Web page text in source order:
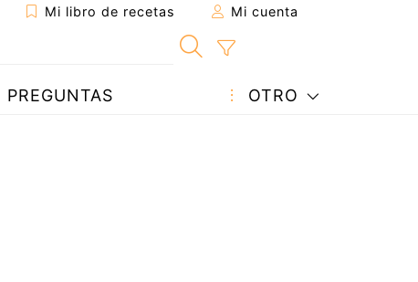
Mi libro de recetas Mi cuenta
PREGUNTAS OTRO